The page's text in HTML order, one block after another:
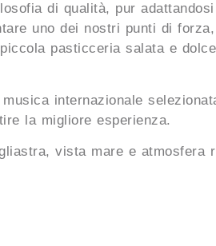
di qualità, pur
uno dei nostri punti di
pasticceria salata e
internazionale
la migliore esperienza.
vista mare e atmosfera